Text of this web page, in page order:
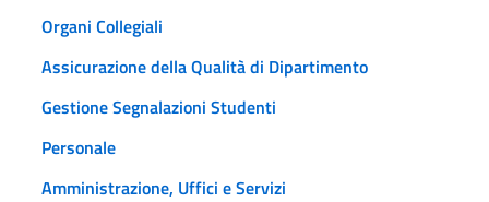
Organi Collegiali
Assicurazione della Qualità di Dipartimento
Gestione Segnalazioni Studenti
Personale
Amministrazione, Uffici e Servizi